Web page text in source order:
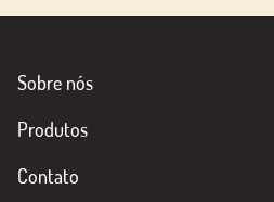
Sobre nós
Produtos
Contato